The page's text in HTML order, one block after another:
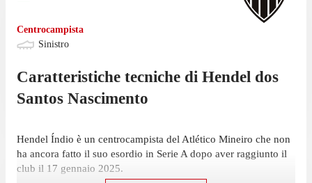
Centrocampista
Sinistro
Caratteristiche tecniche di Hendel dos
Santos Nascimento
Hendel Índio è un centrocampista del Atlético Mineiro che non
ha ancora fatto il suo esordio in Serie A dopo aver raggiunto il
club il 17 gennaio 2025.